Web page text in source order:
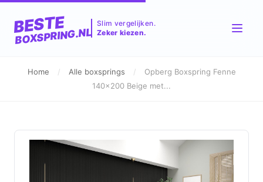
BESTE
BOXSPRING.NL
Slim vergelijken.
Zeker kiezen.
Home / Alle boxsprings /
Opberg Boxspring Fenne
140x200 Beige met...